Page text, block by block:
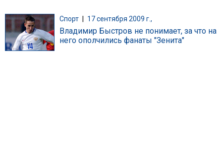
Спорт 17 сентября 2009 г.,
Владимир Быстров не понимает, за что на
него ополчились фанаты "Зенита"